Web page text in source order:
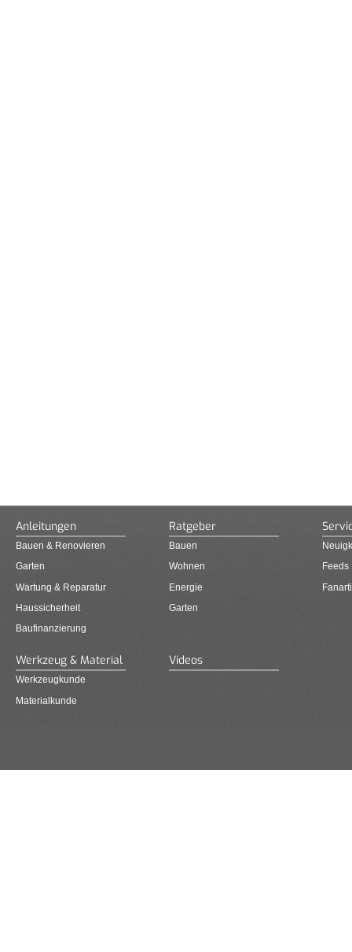
Anleitungen
Bauen & Renovieren
Garten
Wartung & Reparatur
Haussicherheit
Baufinanzierung
Ratgeber
Bauen
Wohnen
Energie
Garten
Feeds
Werkzeug & Material
Werkzeugkunde
Materialkunde
Videos